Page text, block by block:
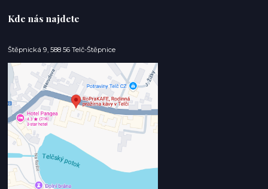
Kde nás najdete
Štěpnická 9, 588 56 Telč-Štěpnice